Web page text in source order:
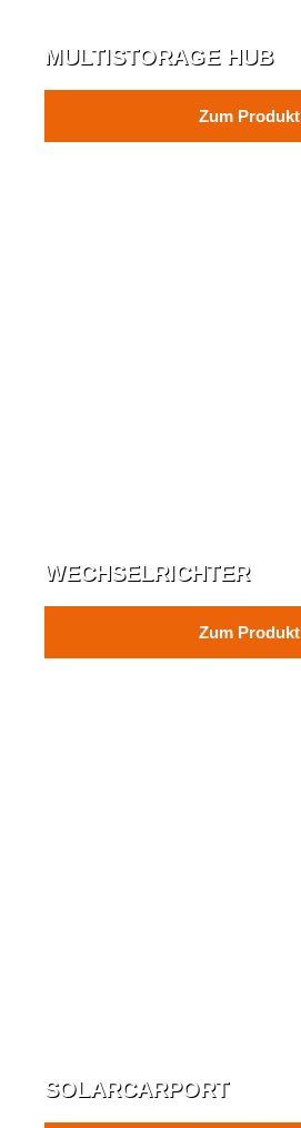
MULTISTORAGE HUB
Zum Produkt
WECHSELRICHTER
Zum Produkt
SOLARCARPORT